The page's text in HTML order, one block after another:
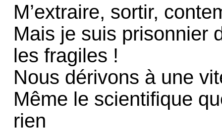
M’extraire, sortir,
Mais je suis prisonnier
les fragiles !
Nous dérivons à une
Même le scientifique
rien